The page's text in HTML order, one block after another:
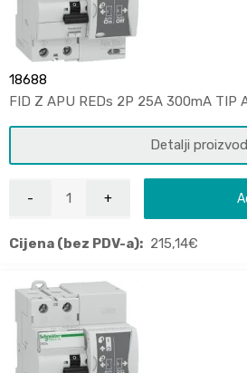
18688
FID Z APU REDs 2P 25A 300mA TIP
Detalji
Cijena (bez PDV-a): 215,14€